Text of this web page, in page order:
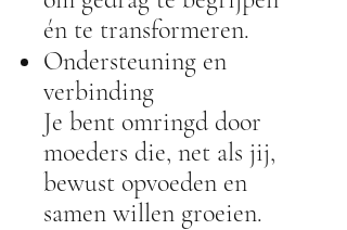
én te transformeren.
Ondersteuning en
verbinding
Je bent omringd door
moeders die, net als jij,
bewust opvoeden en
samen willen groeien.